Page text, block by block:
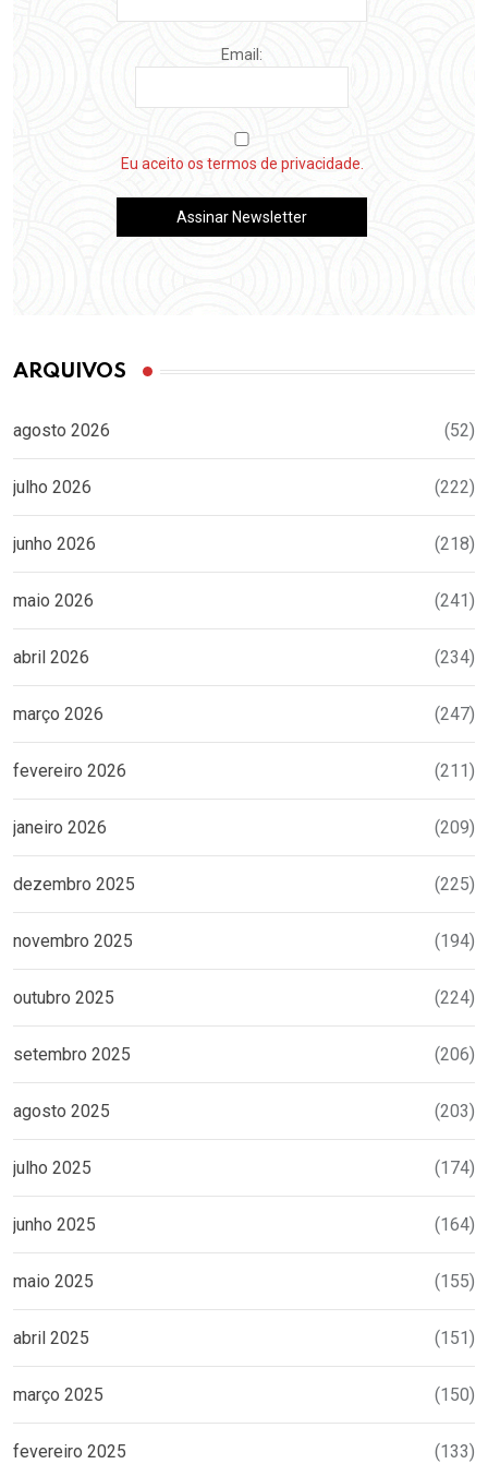
Email:
Eu aceito os termos de privacidade.
ARQUIVOS
agosto 2026 (52)
julho 2026 (222)
junho 2026 (218)
maio 2026 (241)
abril 2026 (234)
março 2026 (247)
fevereiro 2026 (211)
janeiro 2026 (209)
dezembro 2025 (225)
novembro 2025 (194)
outubro 2025 (224)
setembro 2025 (206)
agosto 2025 (203)
julho 2025 (174)
junho 2025 (164)
maio 2025 (155)
abril 2025 (151)
março 2025 (150)
fevereiro 2025 (133)